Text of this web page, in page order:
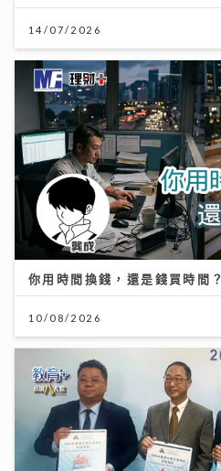
14/07/2026
你用時間換錢，還是錢買時間？
10/08/2026